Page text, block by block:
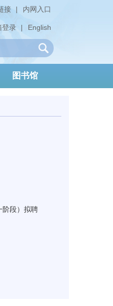
内网入口
|
接
English
|
登录
图书馆
阶段）拟聘